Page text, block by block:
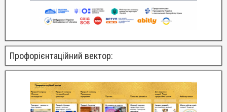
Профорієнтаційний вектор: